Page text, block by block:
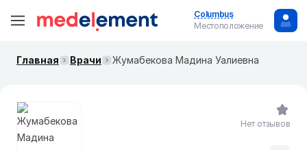
Columbus
Местоположение
Главная Врачи Жумабекова Мадина Уалиевна
Нет отзывов